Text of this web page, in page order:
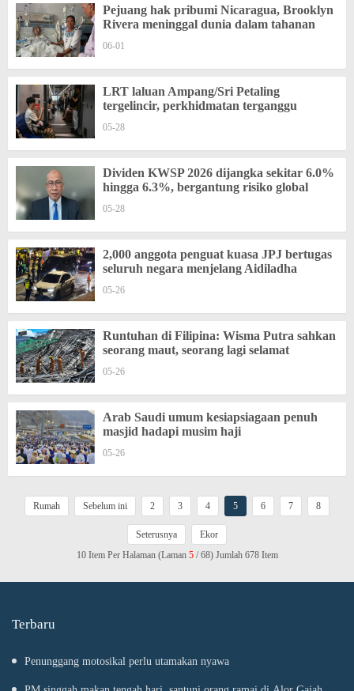
Pejuang hak pribumi Nicaragua, Brooklyn
Rivera meninggal dunia dalam tahanan
06-01
LRT laluan Ampang/Sri Petaling
tergelincir, perkhidmatan terganggu
05-28
Dividen KWSP 2026 dijangka sekitar 6.0%
hingga 6.3%, bergantung risiko global
05-28
2,000 anggota penguat kuasa JPJ bertugas
seluruh negara menjelang Aidiladha
05-26
Runtuhan di Filipina: Wisma Putra sahkan
seorang maut, seorang lagi selamat
05-26
Arab Saudi umum kesiapsiagaan penuh
masjid hadapi musim haji
05-26
Rumah Sebelum ini 2 3 4 5 6 7 8
Seterusnya
Ekor
10 Item Per Halaman (Laman 5/ 68) Jumlah 678 Item
Terbaru
Penunggang motosikal perlu utamakan nyawa